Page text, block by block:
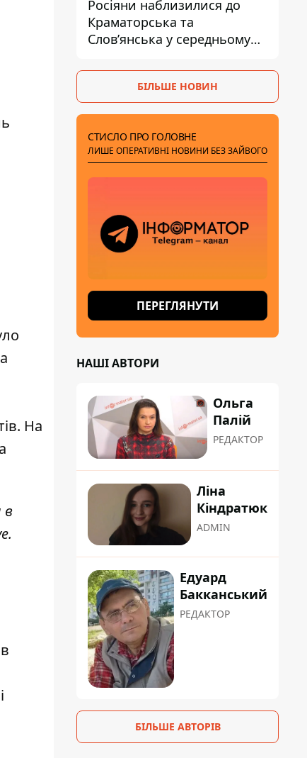
На
в
.
Росіяни наблизилися до
Краматорська та
Слов’янська у середньому
попередив про посилення
БІЛЬШЕ НОВИН
СТИСЛО ПРО ГОЛОВНЕ
ЛИШЕ ОПЕРАТИВНІ НОВИНИ БЕЗ ЗАЙВОГО
ПЕРЕГЛЯНУТИ
НАШІ АВТОРИ
Ольга
Палій
РЕДАКТОР
Ліна
Кіндратюк
ADMIN
Едуард
Бакканський
РЕДАКТОР
БІЛЬШЕ АВТОРІВ